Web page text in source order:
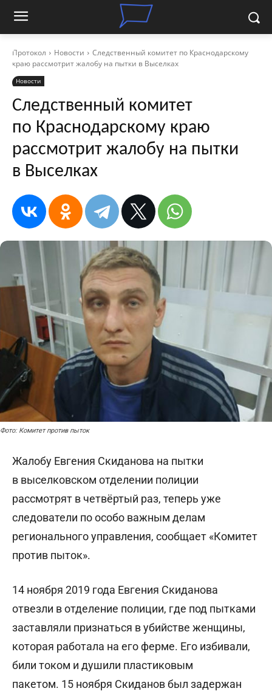
Протокол Новости
Следственный комитет по Краснодарскому
краю рассмотрит жалобу на пытки в Выселках
Новости
Следственный комитет
по Краснодарскому краю
рассмотрит жалобу на пытки
в Выселках
Фото: Комитет против пыток
Жалобу Евгения Скиданова на пытки
в выселковском отделении полиции
рассмотрят в четвёртый раз, теперь уже
следователи по особо важным делам
регионального управления, сообщает «Комитет
против пыток».
14 ноября 2019 года Евгения Скиданова
отвезли в отделение полиции, где под пытками
заставляли признаться в убийстве женщины,
которая работала на его ферме. Его избивали,
били током и душили пластиковым
пакетом. 15 ноября Скиданов был задержан